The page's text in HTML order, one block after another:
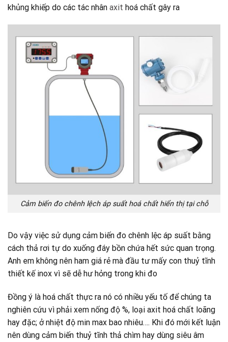
khủng khiếp do các tác nhân axit hoá chất gây ra
Cảm biến đo chênh lệch áp suất hoá chất hiển thị tại chỗ
Do vậy việc sử dụng cảm biến đo chênh lệc áp suất bằng
cách thả rơi tự do xuống đáy bồn chứa hết sức quan trọng.
Anh em không nên ham giá rẻ mà đầu tư mấy con thuỷ tĩnh
thiết kế inox vì sẽ dễ hư hỏng trong khi đo
Đồng ý là hoá chất thực ra nó có nhiều yếu tố để chúng ta
nghiên cứu vì phải xem nống độ %, loại axit hoá chất loãng
hay đặc; ở nhiệt độ min max bao nhiêu…. Khi đó mới kết luận
nên dùng cảm biến thuỷ tĩnh thả chìm hay dùng siêu âm